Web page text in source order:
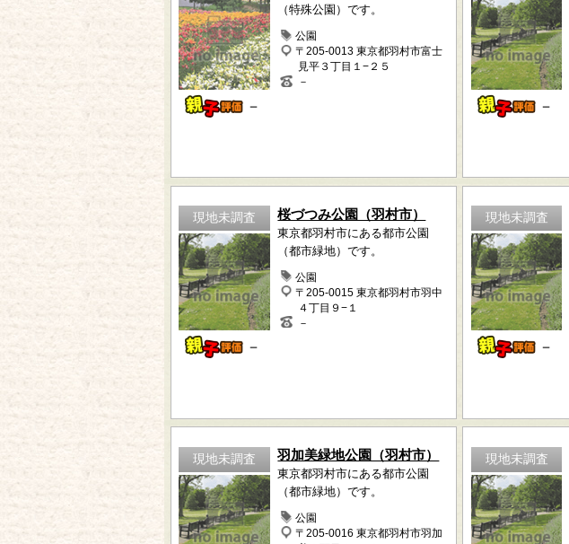
－
（特殊公園）です。
公園
〒205-0013 東京都羽村市富士
見平３丁目１−２５
－
－
現地未調査
－
桜づつみ公園（羽村市）
東京都羽村市にある都市公園
（都市緑地）です。
公園
〒205-0015 東京都羽村市羽中
４丁目９−１
－
現地未調査
－
現地未調査 羽加美緑地公園（羽村市）
東京都羽村市にある都市公園
（都市緑地）です。
公園
〒205-0016 東京都羽村市羽加
現地未調査